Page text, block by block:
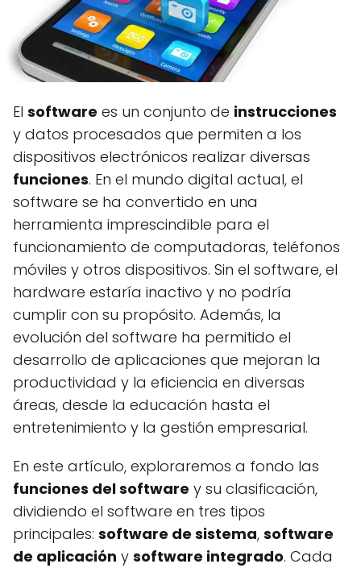
El software es un conjunto de instrucciones
y datos procesados que permiten a los
dispositivos electrónicos realizar diversas
funciones. En el mundo digital actual, el
software se ha convertido en una
herramienta imprescindible para el
funcionamiento de computadoras, teléfonos
móviles y otros dispositivos. Sin el software, el
hardware estaría inactivo y no podría
cumplir con su propósito. Además, la
evolución del software ha permitido el
desarrollo de aplicaciones que mejoran la
productividad y la eficiencia en diversas
áreas, desde la educación hasta el
entretenimiento y la gestión empresarial.
En este artículo, exploraremos a fondo las
funciones del software y su clasificación,
dividiendo el software en tres tipos
principales: software de sistema, software
de aplicación y software integrado. Cada